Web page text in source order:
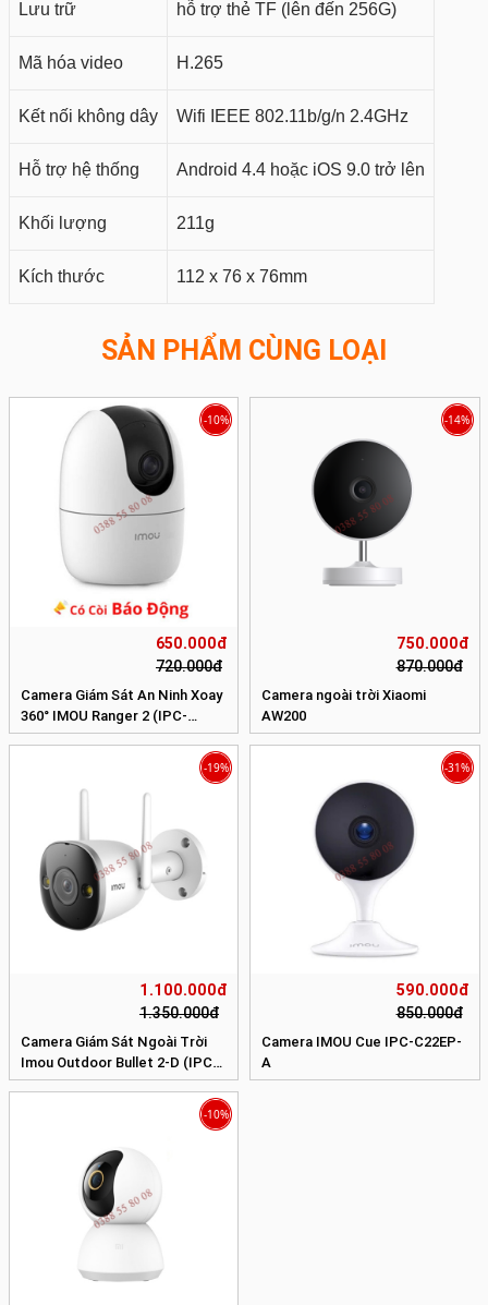
Lưu trữ hỗ trợ thẻ TF (lên đến 256G)
Mã hóa video H.265
Kết nối không dây Wifi IEEE 802.11b/g/n 2.4GHz
Hỗ trợ hệ thống Android 4.4 hoặc iOS 9.0 trở lên
Khối lượng 211g
Kích thước 112 x 76 x 76mm
SẢN PHẨM CÙNG LOẠI
650.000đ
720.000đ
-10%
Camera Giám Sát An Ninh Xoay
360° IMOU Ranger 2 (IPC-
A22EP)
750.000đ
870.000đ
-14%
Camera ngoài trời Xiaomi
AW200
1.100.000đ
1.350.000đ
-19%
Camera Giám Sát Ngoài Trời
Imou Outdoor Bullet 2-D (IPC-
F22FEP-D)
590.000đ
850.000đ
-31%
Camera IMOU Cue IPC-C22EP-
A
-10%